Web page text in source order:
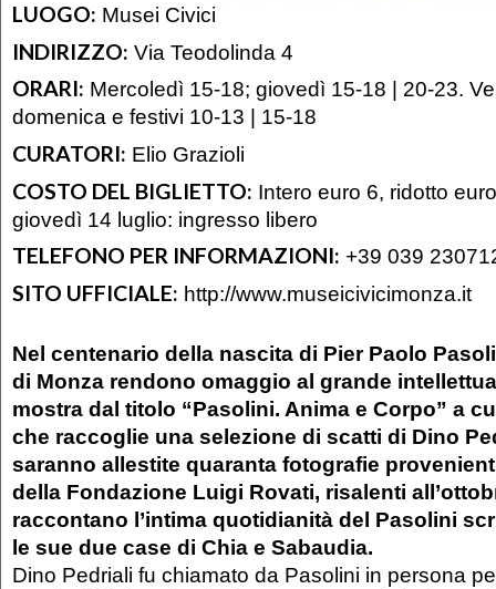
LUOGO: Musei Civici
INDIRIZZO: Via Teodolinda 4
ORARI: Mercoledì 15-18; giovedì 15-18 | 20-23.
domenica e festivi 10-13 | 15-18
CURATORI: Elio Grazioli
COSTO DEL BIGLIETTO: Intero euro 6, ridotto
giovedì 14 luglio: ingresso libero
TELEFONO PER INFORMAZIONI: +39 039
SITO UFFICIALE: http://www.museicivicimonza.it
Nel centenario della nascita di Pier Paolo
di Monza rendono omaggio al grande
mostra dal titolo “Pasolini. Anima e Corpo” a
che raccoglie una selezione di scatti di Dino
saranno allestite quaranta fotografie
della Fondazione Luigi Rovati, risalenti
raccontano l’intima quotidianità del Pasolini
le sue due case di Chia e Sabaudia.
Dino Pedriali fu chiamato da Pasolini in persona